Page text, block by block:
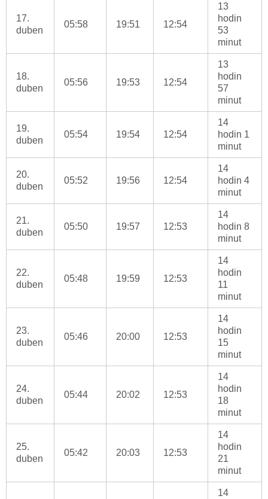
17.
duben
05:58 19:51 12:54
13
hodin
53
minut
18.
duben
05:56 19:53 12:54
13
hodin
57
minut
19.
duben
05:54 19:54 12:54
14
hodin 1
minut
20.
duben
05:52 19:56 12:54
14
hodin 4
minut
21.
duben
05:50 19:57 12:53
14
hodin 8
minut
22.
duben
05:48 19:59 12:53
14
hodin
11
minut
23.
duben
05:46 20:00 12:53
14
hodin
15
minut
24.
duben
05:44 20:02 12:53
14
hodin
18
minut
25.
duben
05:42 20:03 12:53
14
hodin
21
minut
14